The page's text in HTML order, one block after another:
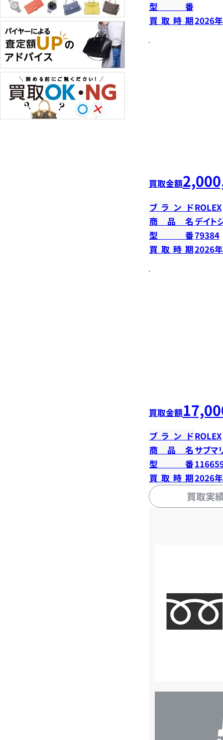
型番
買取時期2026
買取金額
ブランドROLEX
商品名 デイト
型番79384
買取時期2026
買取金額
ブランドROLEX
商品名 サブマ
型番
買取時期2026
買取実